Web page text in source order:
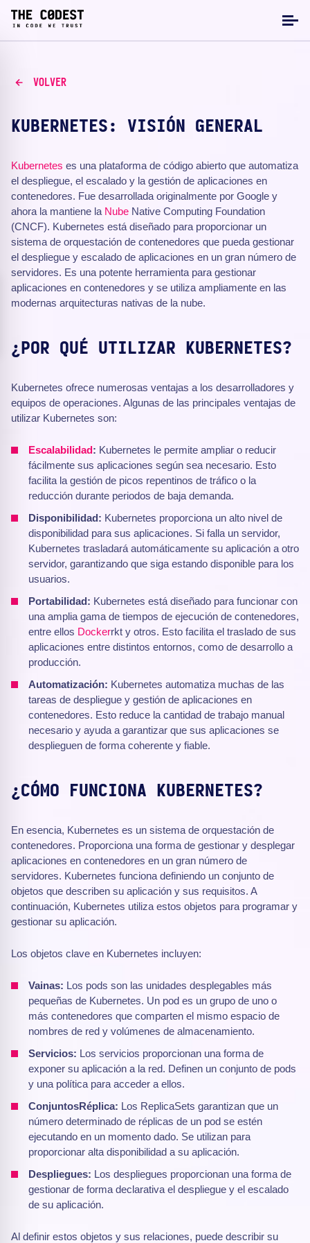
VOLVER
KUBERNETES: VISIÓN GENERAL
Kubernetes es una plataforma de código abierto que automatiza
el despliegue, el escalado y la gestión de aplicaciones en
contenedores. Fue desarrollada originalmente por Google y
ahora la mantiene la Nube Native Computing Foundation
(CNCF). Kubernetes está diseñado para proporcionar un
sistema de orquestación de contenedores que pueda gestionar
el despliegue y escalado de aplicaciones en un gran número de
servidores. Es una potente herramienta para gestionar
aplicaciones en contenedores y se utiliza ampliamente en las
modernas arquitecturas nativas de la nube.
¿POR QUÉ UTILIZAR KUBERNETES?
Kubernetes ofrece numerosas ventajas a los desarrolladores y
equipos de operaciones. Algunas de las principales ventajas de
utilizar Kubernetes son:
Escalabilidad: Kubernetes le permite ampliar o reducir
fácilmente sus aplicaciones según sea necesario. Esto
facilita la gestión de picos repentinos de tráfico o la
reducción durante periodos de baja demanda.
Disponibilidad: Kubernetes proporciona un alto nivel de
disponibilidad para sus aplicaciones. Si falla un servidor,
Kubernetes trasladará automáticamente su aplicación a otro
servidor, garantizando que siga estando disponible para los
usuarios.
Portabilidad: Kubernetes está diseñado para funcionar con
una amplia gama de tiempos de ejecución de contenedores,
entre ellos Dockerrkt y otros. Esto facilita el traslado de sus
aplicaciones entre distintos entornos, como de desarrollo a
producción.
Automatización: Kubernetes automatiza muchas de las
tareas de despliegue y gestión de aplicaciones en
contenedores. Esto reduce la cantidad de trabajo manual
necesario y ayuda a garantizar que sus aplicaciones se
desplieguen de forma coherente y fiable.
¿CÓMO FUNCIONA KUBERNETES?
En esencia, Kubernetes es un sistema de orquestación de
contenedores. Proporciona una forma de gestionar y desplegar
aplicaciones en contenedores en un gran número de
servidores. Kubernetes funciona definiendo un conjunto de
objetos que describen su aplicación y sus requisitos. A
continuación, Kubernetes utiliza estos objetos para programar y
gestionar su aplicación.
Los objetos clave en Kubernetes incluyen:
Vainas: Los pods son las unidades desplegables más
pequeñas de Kubernetes. Un pod es un grupo de uno o
más contenedores que comparten el mismo espacio de
nombres de red y volúmenes de almacenamiento.
Servicios: Los servicios proporcionan una forma de
exponer su aplicación a la red. Definen un conjunto de pods
y una política para acceder a ellos.
ConjuntosRéplica: Los ReplicaSets garantizan que un
número determinado de réplicas de un pod se estén
ejecutando en un momento dado. Se utilizan para
proporcionar alta disponibilidad a su aplicación.
Despliegues: Los despliegues proporcionan una forma de
gestionar de forma declarativa el despliegue y el escalado
de su aplicación.
Al definir estos objetos y sus relaciones, puede describir su